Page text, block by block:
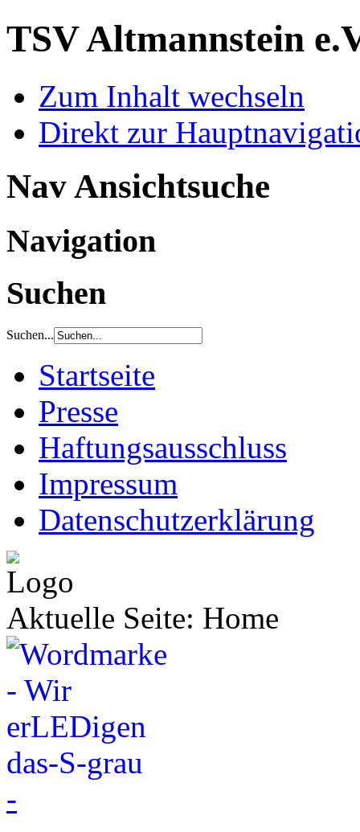
TSV Altmannstein
Zum Inhalt wechseln
Direkt zur
Nav Ansichtsuche
Navigation
Suchen
Suchen...
Startseite
Presse
Haftungsausschluss
Impressum
Datenschutzerklärung
Aktuelle Seite: Home
-